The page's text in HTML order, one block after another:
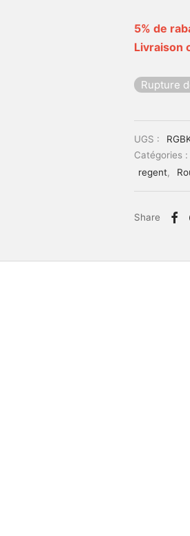
5% de
Livraison
Rupture
UGS :
Catégories :
regent,
Share